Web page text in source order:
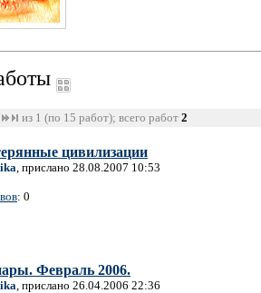
из 1 (по 15 работ); всего работ 2
цивилизации
, прислано 28.08.2007 10:53
: 0
Февраль 2006.
, прислано 26.04.2006 22:36